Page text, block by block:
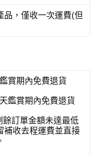
品，僅收一次運費(但
賞期內免費退貨
鑑賞期內免費退貨
訂單金額未達最低
補收去程運費並直接